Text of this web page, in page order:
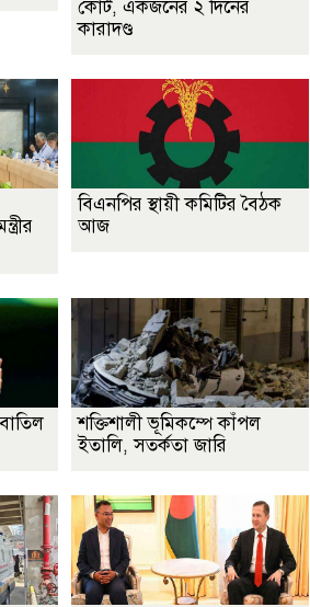
কোর্ট, একজনের ২ দিনের
কারাদণ্ড
বিএনপির স্থায়ী কমিটির বৈঠক
আজ
শক্তিশালী ভূমিকম্পে কাঁপল
ইতালি, সতর্কতা জারি